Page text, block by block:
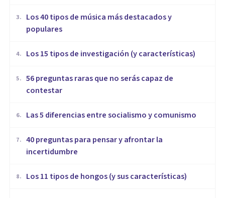
3.
Los 40 tipos de música más destacados y
populares
4. Los 15 tipos de investigación (y características)
5. 56 preguntas raras que no serás capaz de
contestar
6. Las 5 diferencias entre socialismo y comunismo
7. 40 preguntas para pensar y afrontar la
incertidumbre
8. Los 11 tipos de hongos (y sus características)